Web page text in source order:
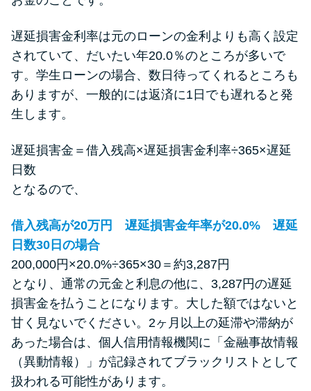
遅延損害金利率は元のローンの金利よりも高く設定
されていて、だいたい年20.0％のところが多いで
す。学生ローンの場合、数日待ってくれるところも
ありますが、一般的には返済に1日でも遅れると発
生します。
遅延損害金＝借入残高×遅延損害金利率÷365×遅延
日数
となるので、
借入残高が20万円 遅延損害金年率が20.0% 遅延
日数30日の場合
200,000円×20.0%÷365×30＝約3,287円
となり、通常の元金と利息の他に、3,287円の遅延
損害金を払うことになります。大した額ではないと
甘く見ないでください。2ヶ月以上の延滞や滞納が
あった場合は、個人信用情報機関に「金融事故情報
（異動情報）」が記録されてブラックリストとして
扱われる可能性があります。